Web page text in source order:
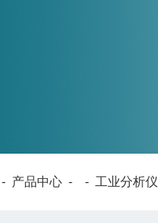
- 产品中心 - - 工业分析仪